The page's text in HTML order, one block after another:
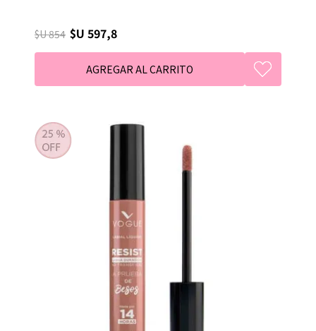
$U 854 $U 597,8